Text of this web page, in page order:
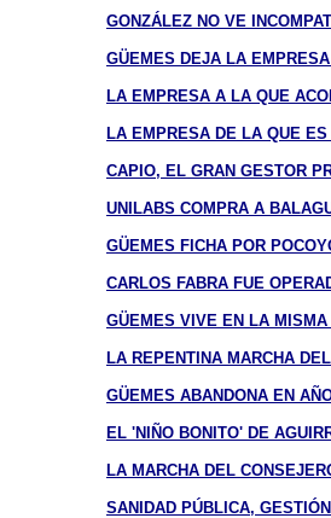
GONZÁLEZ NO VE
GÜEMES DEJA LA
LA EMPRESA A LA QUE
LA EMPRESA DE LA QUE
CAPIO, EL GRAN GESTOR
UNILABS COMPRA A
GÜEMES FICHA POR
CARLOS FABRA FUE
GÜEMES VIVE EN LA
LA REPENTINA MARCHA
GÜEMES ABANDONA EN
EL 'NIÑO BONITO' DE
LA MARCHA DEL
SANIDAD PÚBLICA,